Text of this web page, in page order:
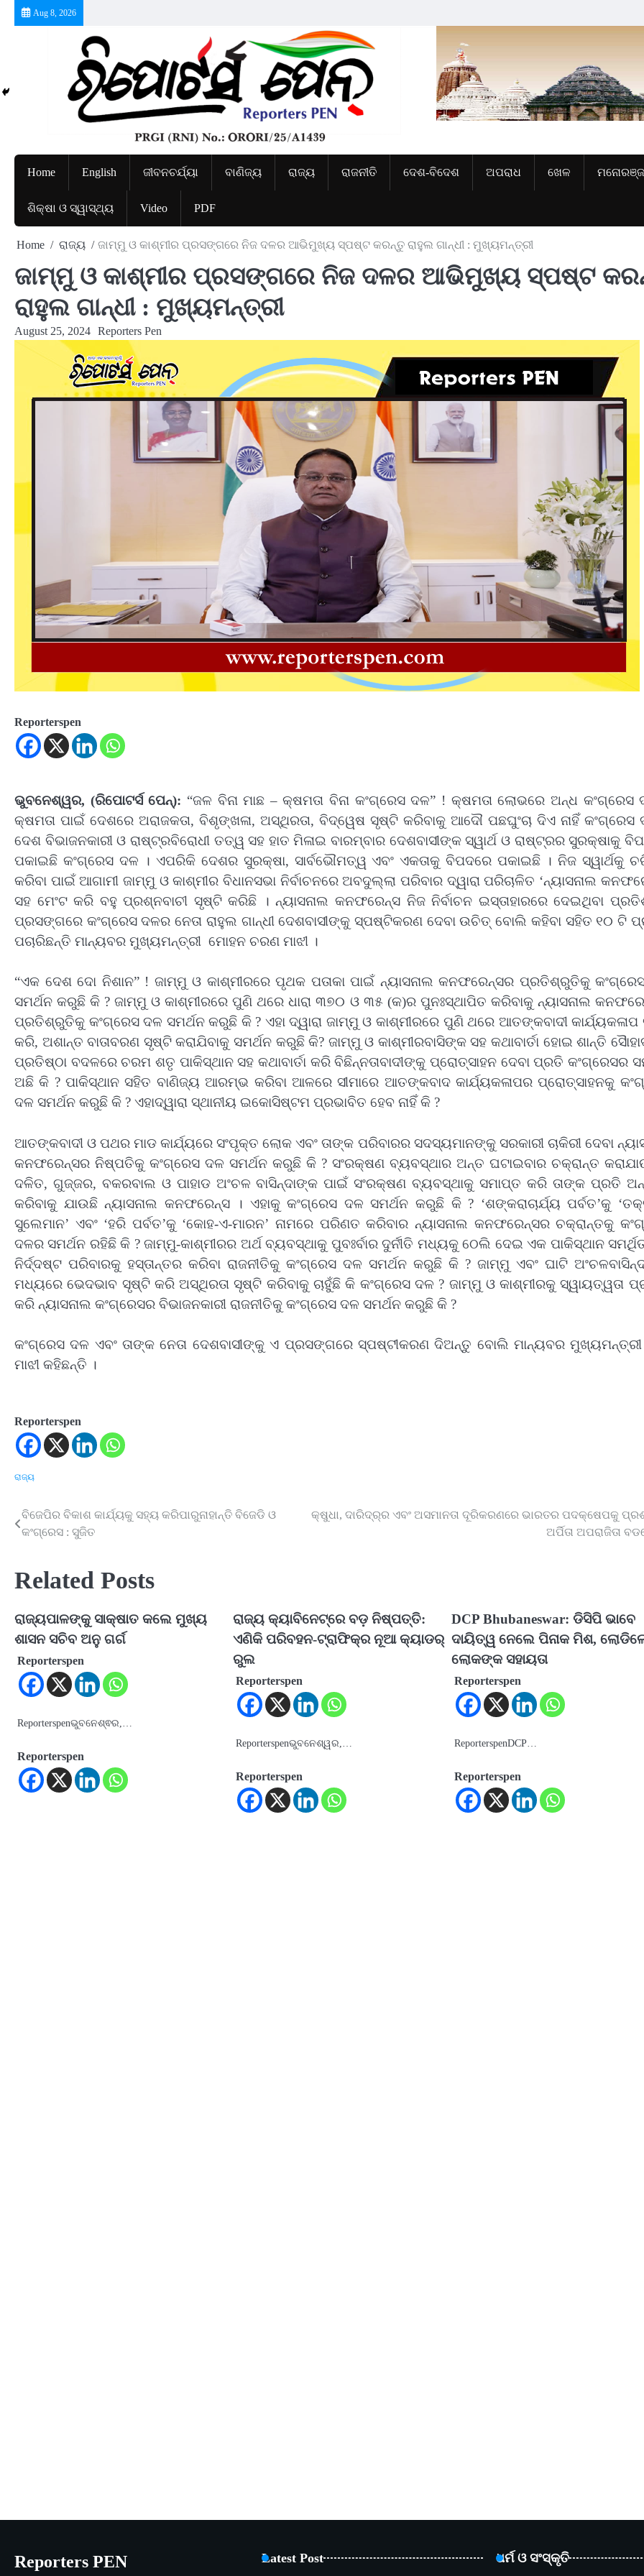
Aug 8, 2026
Home English ଜୀବନଚର୍ଯ୍ୟା ବାଣିଜ୍ୟ ରାଜ୍ୟ ରାଜନୀତି ଦେଶ-ବିଦେଶ ଅପରାଧ ଖେଳ
ଶିକ୍ଷା ଓ ସ୍ୱାସ୍ଥ୍ୟ Video PDF
Home ରାଜ୍ୟ ଜାମ୍ମୁ ଓ କାଶ୍ମୀର ପ୍ରସଙ୍ଗରେ ନିଜ ଦଳର ଆଭିମୁଖ୍ୟ ସ୍ପଷ୍ଟ କରନ୍ତୁ ରାହୁଲ ଗାନ୍ଧୀ : ମୁଖ୍ୟମନ୍ତ୍ରୀ
ଜାମ୍ମୁ ଓ କାଶ୍ମୀର ପ୍ରସଙ୍ଗରେ ନିଜ ଦଳର ଆଭିମୁଖ୍ୟ ସ୍ପଷ୍ଟ
ରାହୁଲ ଗାନ୍ଧୀ : ମୁଖ୍ୟମନ୍ତ୍ରୀ
August 25, 2024 Reporters Pen
Reporterspen
ଭୁବନେଶ୍ୱର, (ରିପୋଟର୍ସ ପେନ୍‌): “ଜଳ ବିନା ମାଛ – କ୍ଷମତା ବିନା କଂଗ୍ରେସ ଦଳ” ! କ୍ଷମତା ଲୋଭରେ ଅନ୍ଧ କଂଗ୍ରେସ
କ୍ଷମତା ପାଇଁ ଦେଶରେ ଅରାଜକତା, ବିଶୃଙ୍ଖଳା, ଅସ୍ଥିରତା, ବିଦ୍ୱେଷ ସୃଷ୍ଟି କରିବାକୁ ଆଦୌ ପଛଘୁଂଚା ଦିଏ ନାହିଁ କଂଗ୍ରେସ
ଦେଶ ବିଭାଜନକାରୀ ଓ ରାଷ୍ଟ୍ରବିରୋଧୀ ତତ୍ୱ ସହ ହାତ ମିଳାଇ ବାରମ୍ବାର ଦେଶବାସୀଙ୍କ ସ୍ୱାର୍ଥ ଓ ରାଷ୍ଟ୍ରର ସୁରକ୍ଷାକୁ
ପକାଇଛି କଂଗ୍ରେସ ଦଳ । ଏପରିକି ଦେଶର ସୁରକ୍ଷା, ସାର୍ବଭୌମତ୍ୱ ଏବଂ ଏକତାକୁ ବିପଦରେ ପକାଇଛି । ନିଜ ସ୍ୱାର୍ଥକୁ
କରିବା ପାଇଁ ଆଗାମୀ ଜାମ୍ମୁ ଓ କାଶ୍ମୀର ବିଧାନସଭା ନିର୍ବାଚନରେ ଅବଦୁଲ୍ଲା ପରିବାର ଦ୍ୱାରା ପରିଚାଳିତ ‘ନ୍ୟାସନାଲ
ସହ ମେଂଟ କରି ବହୁ ପ୍ରଶ୍ନବାଚୀ ସୃଷ୍ଟି କରିଛି । ନ୍ୟାସନାଲ କନଫରେନ୍ସ ନିଜ ନିର୍ବାଚନ ଇସ୍ତାହାରରେ ଦେଇଥିବା
ପ୍ରସଙ୍ଗରେ କଂଗ୍ରେସ ଦଳର ନେତା ରାହୁଲ ଗାନ୍ଧୀ ଦେଶବାସୀଙ୍କୁ ସ୍ପଷ୍ଟିକରଣ ଦେବା ଉଚିତ୍ ବୋଲି କହିବା ସହିତ ୧୦ ଟି
ପଚାରିଛନ୍ତି ମାନ୍ୟବର ମୁଖ୍ୟମନ୍ତ୍ରୀ ମୋହନ ଚରଣ ମାଝୀ ।
“ଏକ ଦେଶ ଦୋ ନିଶାନ” ! ଜାମ୍ମୁ ଓ କାଶ୍ମୀରରେ ପୃଥକ ପତାକା ପାଇଁ ନ୍ୟାସନାଲ କନଫରେନ୍ସର ପ୍ରତିଶ୍ରୁତିକୁ
ସମର୍ଥନ କରୁଛି କି ? ଜାମ୍ମୁ ଓ କାଶ୍ମୀରରେ ପୁଣି ଥରେ ଧାରା ୩୭୦ ଓ ୩୫ (କ)ର ପୁନଃସ୍ଥାପିତ କରିବାକୁ ନ୍ୟାସନାଲ
ପ୍ରତିଶ୍ରୁତିକୁ କଂଗ୍ରେସ ଦଳ ସମର୍ଥନ କରୁଛି କି ? ଏହା ଦ୍ୱାରା ଜାମ୍ମୁ ଓ କାଶ୍ମୀରରେ ପୁଣି ଥରେ ଆତଙ୍କବାଦୀ କାର୍ଯ୍ୟକଳାପ
କରି, ଅଶାନ୍ତ ବାତାବରଣ ସୃଷ୍ଟି କରାଯିବାକୁ ସମର୍ଥନ କରୁଛି କି? ଜାମ୍ମୁ ଓ କାଶ୍ମୀରବାସିଙ୍କ ସହ କଥାବାର୍ତା ହୋଇ ଶାନ୍ତି
ପ୍ରତିଷ୍ଠା ବଦଳରେ ଚରମ ଶତୃ ପାକିସ୍ଥାନ ସହ କଥାବାର୍ତା କରି ବିଛିନ୍ନତାବାଦୀଙ୍କୁ ପ୍ରୋତ୍ସାହନ ଦେବା ପ୍ରତି କଂଗ୍ରେସର
ଅଛି କି ? ପାକିସ୍ଥାନ ସହିତ ବାଣିଜ୍ୟ ଆରମ୍ଭ କରିବା ଆଳରେ ସୀମାରେ ଆତଙ୍କବାଦ କାର୍ଯ୍ୟକଳାପର ପ୍ରୋତ୍ସାହନକୁ
ଦଳ ସମର୍ଥନ କରୁଛି କି ? ଏହାଦ୍ୱାରା ସ୍ଥାନୀୟ ଇକୋସିଷ୍ଟମ ପ୍ରଭାବିତ ହେବ ନାହିଁ କି ?
ଆତଙ୍କବାଦୀ ଓ ପଥର ମାଡ କାର୍ଯ୍ୟରେ ସଂପୃକ୍ତ ଲୋକ ଏବଂ ତାଙ୍କ ପରିବାରର ସଦସ୍ୟମାନଙ୍କୁ ସରକାରୀ ଚାକିରୀ ଦେବା
କନଫରେନ୍ସର ନିଷ୍ପତିକୁ କଂଗ୍ରେସ ଦଳ ସମର୍ଥନ କରୁଛି କି ? ସଂରକ୍ଷଣ ବ୍ୟବସ୍ଥାର ଅନ୍ତ ଘଟାଇବାର ଚକ୍ରାନ୍ତ
ଦଳିତ, ଗୁଜ୍ଜର, ବକରବାଲ ଓ ପାହାଡ ଅଂଚଳ ବାସିନ୍ଦାଙ୍କ ପାଇଁ ସଂରକ୍ଷଣ ବ୍ୟବସ୍ଥାକୁ ସମାପ୍ତ କରି ତାଙ୍କ ପ୍ରତି
କରିବାକୁ ଯାଉଛି ନ୍ୟାସନାଲ କନଫରେନ୍ସ । ଏହାକୁ କଂଗ୍ରେସ ଦଳ ସମର୍ଥନ କରୁଛି କି ? ‘ଶଙ୍କରାଚାର୍ଯ୍ୟ ପର୍ବତ’କୁ
ସୁଲେମାନ’ ଏବଂ ‘ହରି ପର୍ବତ’କୁ ‘କୋହ-ଏ-ମାରନ’ ନାମରେ ପରିଣତ କରିବାର ନ୍ୟାସନାଲ କନଫରେନ୍ସର ଚକ୍ରାନ୍ତକୁ
ଦଳର ସମର୍ଥନ ରହିଛି କି ? ଜାମ୍ମୁ-କାଶ୍ମୀରର ଅର୍ଥ ବ୍ୟବସ୍ଥାକୁ ପୁବଃର୍ବାର ଦୁର୍ନୀତି ମଧ୍ୟକୁ ଠେଲି ଦେଇ ଏକ ପାକିସ୍ଥାନ
ନିର୍ଦ୍ଦଷ୍ଟ ପରିବାରକୁ ହସ୍ତାନ୍ତର କରିବା ରାଜନୀତିକୁ କଂଗ୍ରେସ ଦଳ ସମର୍ଥନ କରୁଛି କି ? ଜାମ୍ମୁ ଏବଂ ଘାଟି
ମଧ୍ୟରେ ଭେଦଭାବ ସୃଷ୍ଟି କରି ଅସ୍ଥିରତା ସୃଷ୍ଟି କରିବାକୁ ଚାହୁଁଛି କି କଂଗ୍ରେସ ଦଳ ? ଜାମ୍ମୁ ଓ କାଶ୍ମୀରକୁ ସ୍ୱାୟତ୍ୱତା
କରି ନ୍ୟାସନାଲ କଂଗ୍ରେସର ବିଭାଜନକାରୀ ରାଜନୀତିକୁ କଂଗ୍ରେସ ଦଳ ସମର୍ଥନ କରୁଛି କି ?
କଂଗ୍ରେସ ଦଳ ଏବଂ ତାଙ୍କ ନେତା ଦେଶବାସୀଙ୍କୁ ଏ ପ୍ରସଙ୍ଗରେ ସ୍ପଷ୍ଟୀକରଣ ଦିଅନ୍ତୁ ବୋଲି ମାନ୍ୟବର ମୁଖ୍ୟମନ୍ତ୍ରୀ
ମାଝୀ କହିଛନ୍ତି ।
Reporterspen
ରାଜ୍ୟ
Post
navigation
ବିଜେପିର ବିକାଶ କାର୍ଯ୍ୟକୁ ସହ୍ୟ କରିପାରୁନାହାନ୍ତି ବିଜେଡି ଓ
କଂଗ୍ରେସ : ସୁଜିତ
କ୍ଷୁଧା, ଦାରିଦ୍ର୍ର ଏବଂ ଅସମାନତା ଦୂରିକରଣରେ ଭାରତର ପଦକ୍ଷେପକୁ
ଅର୍ପିତା ଅପରାଜିତା
Related Posts
ରାଜ୍ୟପାଳଙ୍କୁ ସାକ୍ଷାତ କଲେ ମୁଖ୍ୟ
ଶାସନ ସଚିବ ଅନୁ ଗର୍ଗ
Reporterspen
Reporterspenଭୁବନେଶ୍ଵର,…
Reporterspen
ରାଜ୍ୟ କ୍ୟାବିନେଟ୍‌ରେ ବଡ଼ ନିଷ୍ପତ୍ତି:
ଏଣିକି ପରିବହନ-ଟ୍ରାଫିକ୍‌ର ନୂଆ କ୍ୟାଡର୍‌
ରୁଲ
Reporterspen
Reporterspenଭୁବନେଶ୍ୱର,…
Reporterspen
DCP Bhubaneswar: ଡିସିପି ଭାବେ
ଦାୟିତ୍ୱ ନେଲେ ପିନାକ ମିଶ,
ଲୋକଙ୍କ ସହାୟତା
Reporterspen
ReporterspenDCP…
Reporterspen
Reporters PEN Latest Post ଧର୍ମ ଓ ସଂସ୍କୃତି